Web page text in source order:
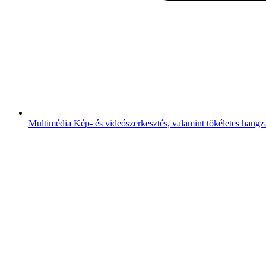
Multimédia Kép- és videószerkesztés, valamint tökéletes